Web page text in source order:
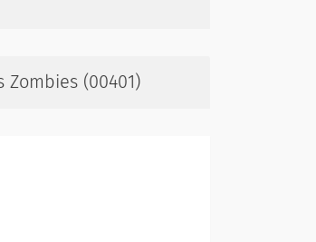
Zombies (00401)